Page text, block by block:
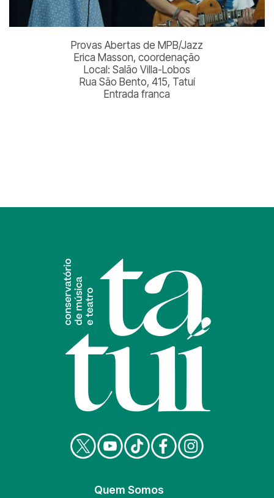
Provas Abertas de MPB/Jazz
Erica Masson, coordenação
Local: Salão Villa-Lobos
Rua São Bento, 415, Tatuí
Entrada franca
Quem Somos